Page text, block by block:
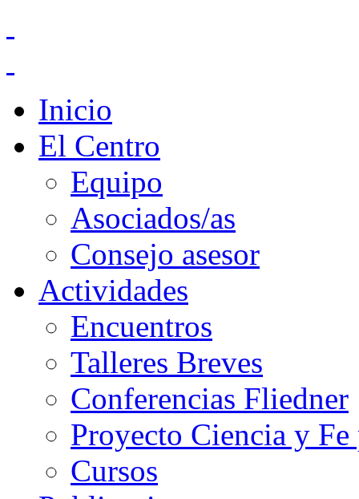
Inicio
El Centro
Equipo
Asociados/as
Consejo asesor
Actividades
Encuentros
Talleres Breves
Conferencias Fliedner
Proyecto Ciencia y
Cursos